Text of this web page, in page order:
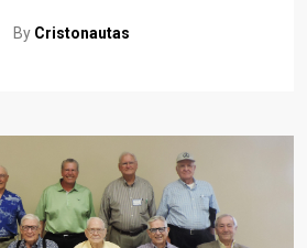
By Cristonautas